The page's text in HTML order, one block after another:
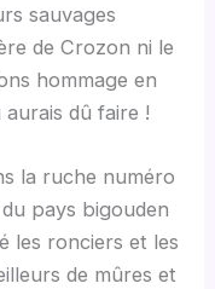
sauvages
de Crozon ni le
hommage en
dû faire !
la ruche numéro
pays bigouden
les ronciers et les
de mûres et